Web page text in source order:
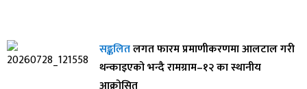
सङ्कलितलगत फारम प्रमाणीकरणमा आलटाल गरी
थन्काइएको भन्दै रामग्राम–१२ का स्थानीय